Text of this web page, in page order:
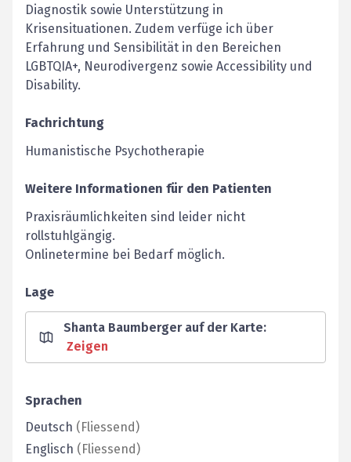
Diagnostik sowie Unterstützung in
Krisensituationen. Zudem verfüge ich über
Erfahrung und Sensibilität in den Bereichen
LGBTQIA+, Neurodivergenz sowie Accessibility und
Disability.
Fachrichtung
Humanistische Psychotherapie
Weitere Informationen für den Patienten
Praxisräumlichkeiten sind leider nicht
rollstuhlgängig.
Onlinetermine bei Bedarf möglich.
Lage
Shanta Baumberger auf der Karte:
Zeigen
Sprachen
Deutsch (Fliessend)
Englisch (Fliessend)